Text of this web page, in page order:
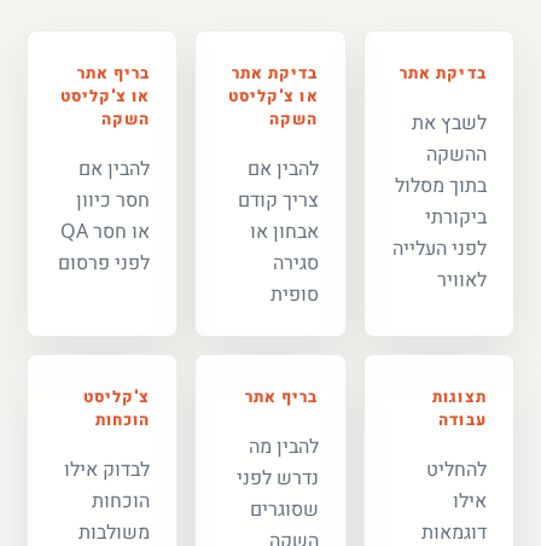
בדיקת אתר
לשבץ את
ההשקה
בתוך מסלול
ביקורתי
לפני העלייה
לאוויר
בדיקת אתר
או צ'קליסט
השקה
להבין אם
צריך קודם
אבחון או
סגירה
סופית
בריף אתר
או צ'קליסט
השקה
להבין אם
חסר כיוון
או חסר QA
לפני פרסום
תצוגות
עבודה
להחליט
אילו
דוגמאות
בריף אתר
להבין מה
נדרש לפני
שסוגרים
השקה
צ'קליסט
הוכחות
לבדוק אילו
הוכחות
משולבות